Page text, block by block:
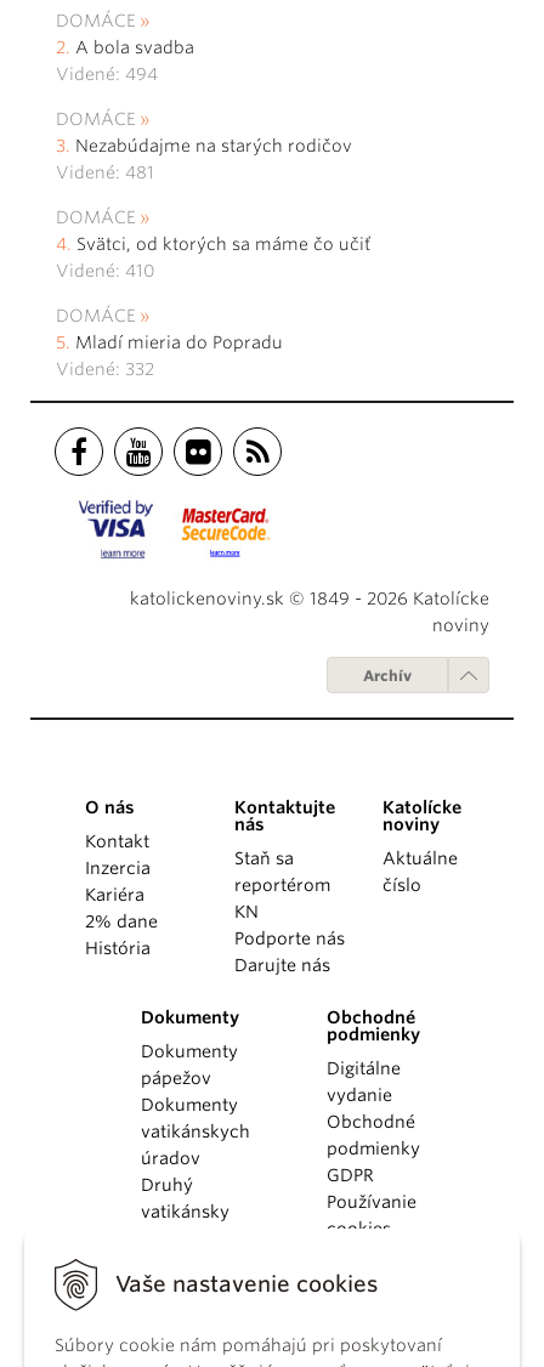
Vaše nastavenie cookies
Súbory cookie nám pomáhajú pri poskytovaní
DOMÁCE
A bola svadba
Videné: 494
DOMÁCE
Nezabúdajme na starých rodičov
Videné: 481
DOMÁCE
Svätci, od ktorých sa máme čo učiť
Videné: 410
DOMÁCE
Mladí mieria do Popradu
Videné: 332
katolickenoviny.sk © 1849 - 2026 Katolícke
noviny
Archív
O nás
Kontakt
Inzercia
Kariéra
2% dane
História
Kontaktujte
nás
Staň sa
reportérom
KN
Podporte nás
Darujte nás
Katolícke
noviny
Aktuálne
číslo
Dokumenty
Dokumenty
pápežov
Dokumenty
vatikánskych
úradov
Druhý
vatikánsky
KBS
kánonického
Obchodné
podmienky
Digitálne
vydanie
Obchodné
podmienky
GDPR
Používanie
cookies